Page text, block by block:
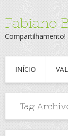
Fabiano
Compartilhamento!
INÍCIO
Tag